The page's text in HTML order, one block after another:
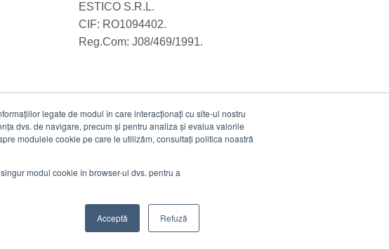
legate de modul în care interacționați cu site-ul nostru
dvs. de navigare, precum și pentru analiza și evalua valorile
modulele cookie pe care le utilizăm, consultați politica noastră
modul cookie în browser-ul dvs. pentru a
Acceptă Refuză
ESTICO S.R.L.
CIF: RO1094402.
Reg.Com: J08/469/1991.